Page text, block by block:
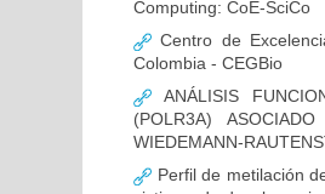
Computing: CoE-SciCo
Centro de
Colombia - CEGBio
ANÁLISIS
(POLR3A)
WIEDEMANN-
Perfil de metilación